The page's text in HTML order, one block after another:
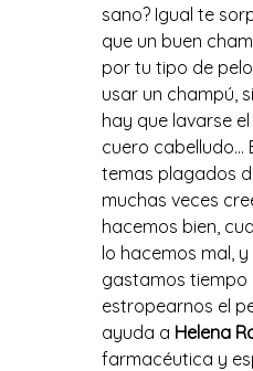
sano? Igual te
que un buen
por tu tipo de
usar un champú,
hay que lavarse el
cuero cabelludo…
temas plagados
muchas veces
hacemos bien,
lo hacemos mal,
gastamos tiempo
estropearnos el
ayuda a Helena
farmacéutica y